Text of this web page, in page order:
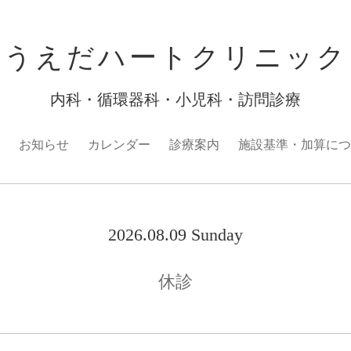
うえだハートクリニック
内科・循環器科・小児科・訪問診療
お知らせ カレンダー 診療案内 施設基準・加算に
2026.08.09 Sunday
休診